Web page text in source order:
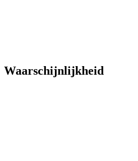
Waarschijnlijkheid